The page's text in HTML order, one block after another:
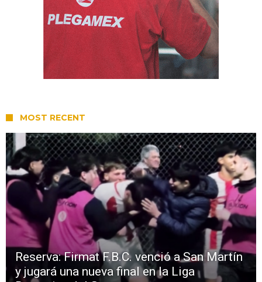
MOST RECENT
Reserva: Firmat F.B.C. venció a San Martín
y jugará una nueva final en la Liga